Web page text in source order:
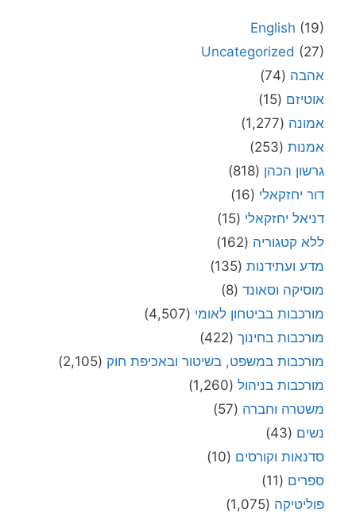
English (19)
Uncategorized (27)
אהבה (74)
אוטיזם (15)
אמונה (1,277)
אמנות (253)
גרשון הכהן (818)
דור יחזקאלי (16)
דניאל יחזקאלי (15)
ללא קטגוריה (162)
מדע ועתידנות (135)
מוסיקה וסאונד (8)
מורכבות בביטחון לאומי (4,507)
מורכבות בחינוך (422)
מורכבות במשפט, בשיטור ובאכיפת חוק (2,105)
מורכבות בניהול (1,260)
משטרה וחברה (57)
נשים (43)
סדנאות וקורסים (10)
ספרים (11)
פוליטיקה (1,075)